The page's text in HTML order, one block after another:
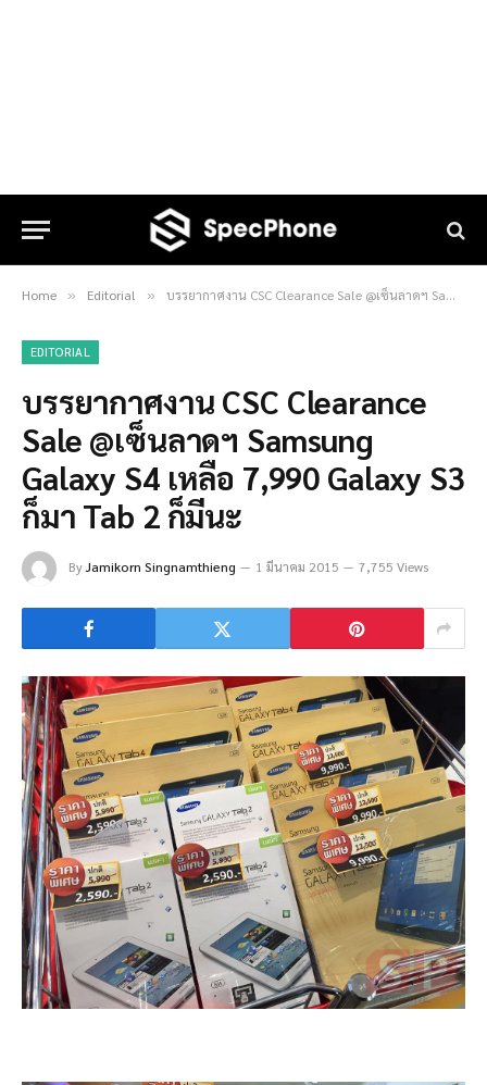
Home » Editorial » บรรยากาศงาน CSC Clearance Sale @เซ็นลาดฯ Samsung Galaxy S4 เหลือ 7,990 Galaxy S3 ก็มา Tab 2 ก็มีนะ
EDITORIAL
บรรยากาศงาน CSC Clearance
Sale @เซ็นลาดฯ Samsung
Galaxy S4 เหลือ 7,990 Galaxy S3
ก็มา Tab 2 ก็มีนะ
ByJamikorn Singnamthieng 1 มีนาคม 2015 7,755 Views